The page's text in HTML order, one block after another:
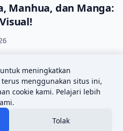
Manhua, dan Manga:
“asing” karena gaya
Kebijakan PrivasiTentang Kami
meningkatkan
menggunakan situs ini,
cookie kami. Pelajari lebih
Tolak